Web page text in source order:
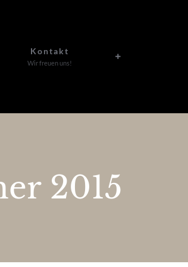
Kontakt
Wir freuen uns!
2015